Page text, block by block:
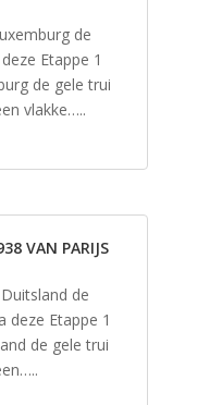
de
Etappe 1
de gele trui
vlakke…..
VAN PARIJS
de
deze Etappe 1
de gele trui